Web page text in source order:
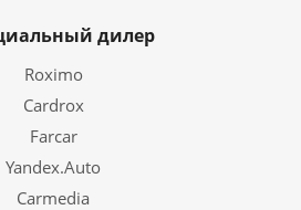
дилер
Roximo
Cardrox
Farcar
Yandex.Auto
Carmedia